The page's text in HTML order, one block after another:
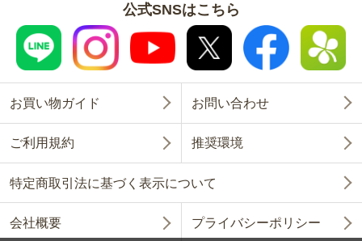
公式SNSはこちら
お買い物ガイド お問い合わせ
ご利用規約 推奨環境
特定商取引法に基づく表示について
会社概要 プライバシーポリシー